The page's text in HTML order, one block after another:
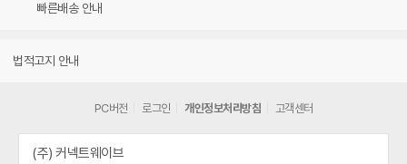
빠른배송 안내
법적고지 안내
PC버전 로그인 개인정보처리방침 고객센터
(주) 커넥트웨이브